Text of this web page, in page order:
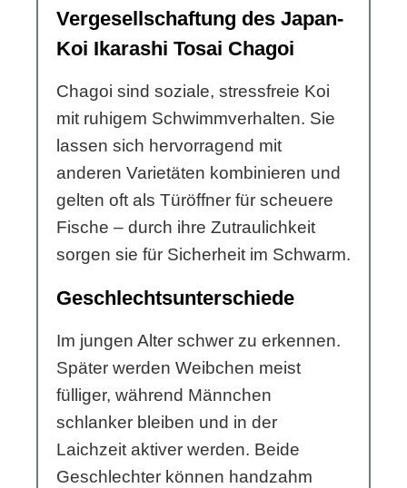
Vergesellschaftung des Japan-
Koi Ikarashi Tosai Chagoi
Chagoi sind soziale, stressfreie Koi
mit ruhigem Schwimmverhalten. Sie
lassen sich hervorragend mit
anderen Varietäten kombinieren und
gelten oft als Türöffner für scheuere
Fische – durch ihre Zutraulichkeit
sorgen sie für Sicherheit im Schwarm.
Geschlechtsunterschiede
Im jungen Alter schwer zu erkennen.
Später werden Weibchen meist
fülliger, während Männchen
schlanker bleiben und in der
Laichzeit aktiver werden. Beide
Geschlechter können handzahm